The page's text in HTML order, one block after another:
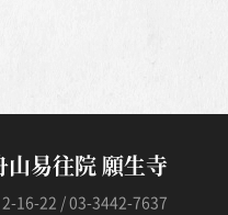
山易往院 願生寺
16-22 / 03-3442-7637